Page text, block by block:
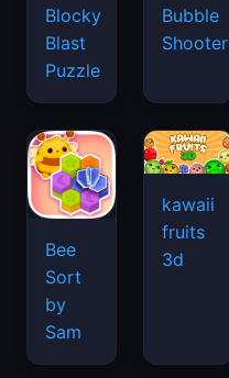
Blocky
Blast
Puzzle
Bubble
Shooter
Bee
Sort
by
Sam
kawaii
fruits
3d